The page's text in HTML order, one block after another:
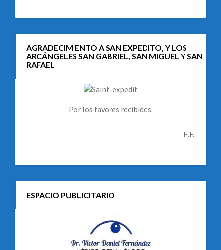
AGRADECIMIENTO A SAN EXPEDITO, Y LOS
ARCÁNGELES SAN GABRIEL, SAN MIGUEL Y SAN
RAFAEL
Por los favores recibidos.
E.F.
ESPACIO PUBLICITARIO